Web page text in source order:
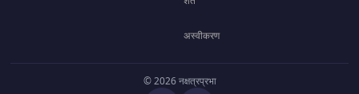
अस्वीकरण
© 2026 नक्षत्रप्रभा